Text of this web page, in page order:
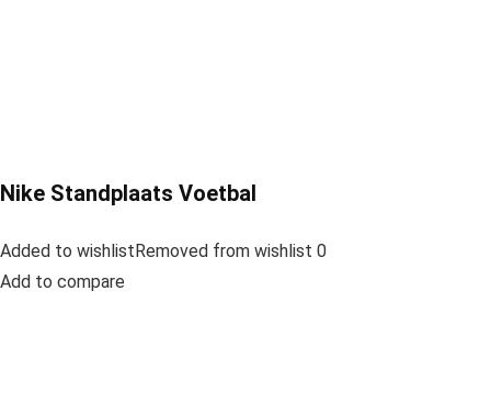
Nike Standplaats Voetbal
Added to wishlistRemoved from wishlist 0
Add to compare